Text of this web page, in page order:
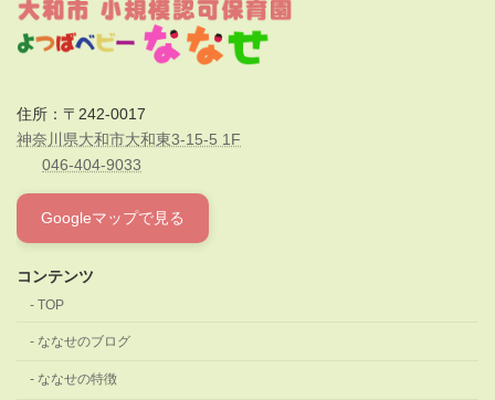
住所：〒242-0017
神奈川県大和市大和東3-15-5 1F
046-404-9033
Googleマップで見る
コンテンツ
TOP
ななせのブログ
ななせの特徴